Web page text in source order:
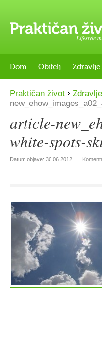
Lifestyle
Dom Obitelj Zdravlje
Praktičan život › Zdravlje
article-
white-spots-
Datum objave: 30.06.2012